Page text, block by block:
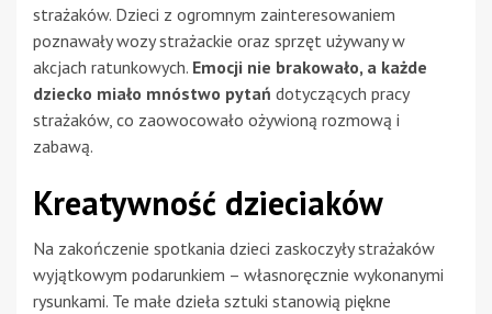
strażaków. Dzieci z ogromnym zainteresowaniem
poznawały wozy strażackie oraz sprzęt używany w
akcjach ratunkowych. Emocji nie brakowało, a każde
dziecko miało mnóstwo pytań dotyczących pracy
strażaków, co zaowocowało ożywioną rozmową i
zabawą.
Kreatywność dzieciaków
Na zakończenie spotkania dzieci zaskoczyły strażaków
wyjątkowym podarunkiem – własnoręcznie wykonanymi
rysunkami. Te małe dzieła sztuki stanowią piękne